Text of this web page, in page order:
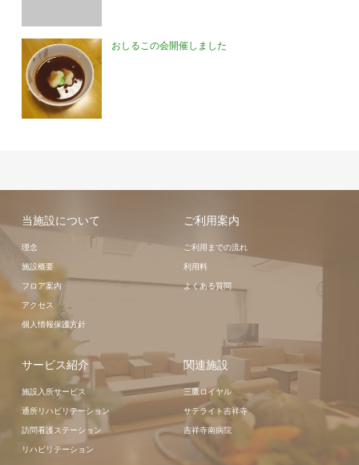
おしるこの会開催しました
当施設について
理念
施設概要
フロア案内
アクセス
個人情報保護方針
ご利用案内
ご利用までの流れ
利用料
よくある質問
サービス紹介
施設入所サービス
通所リハビリテーション
訪問看護ステーション
リハビリテーション
関連施設
三鷹ロイヤル
サテライト吉祥寺
吉祥寺南病院